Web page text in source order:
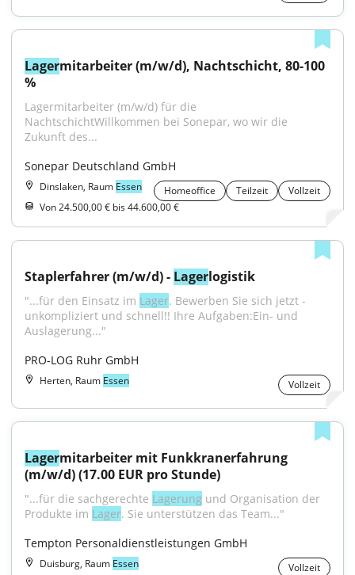
Lagermitarbeiter (m/w/d), Nachtschicht, 80-100
%
Lagermitarbeiter (m/w/d) für die
NachtschichtWillkommen bei Sonepar, wo wir die
Zukunft des...
Sonepar Deutschland GmbH
Dinslaken, Raum Essen Homeoffice Teilzeit
Vollzeit
Von 24.500,00 € bis 44.600,00 €
Staplerfahrer (m/w/d) - Lagerlogistik
"...für den Einsatz im Lager. Bewerben Sie sich jetzt -
unkompliziert und schnell!! Ihre Aufgaben:Ein- und
Auslagerung..."
PRO-LOG Ruhr GmbH
Herten, Raum Essen Vollzeit
Lagermitarbeiter mit Funkkranerfahrung
(m/w/d) (17.00 EUR pro Stunde)
"...für die sachgerechte Lagerung und Organisation der
Produkte im Lager. Sie unterstützen das Team..."
Tempton Personaldienstleistungen GmbH
Duisburg, Raum Essen
Vollzeit